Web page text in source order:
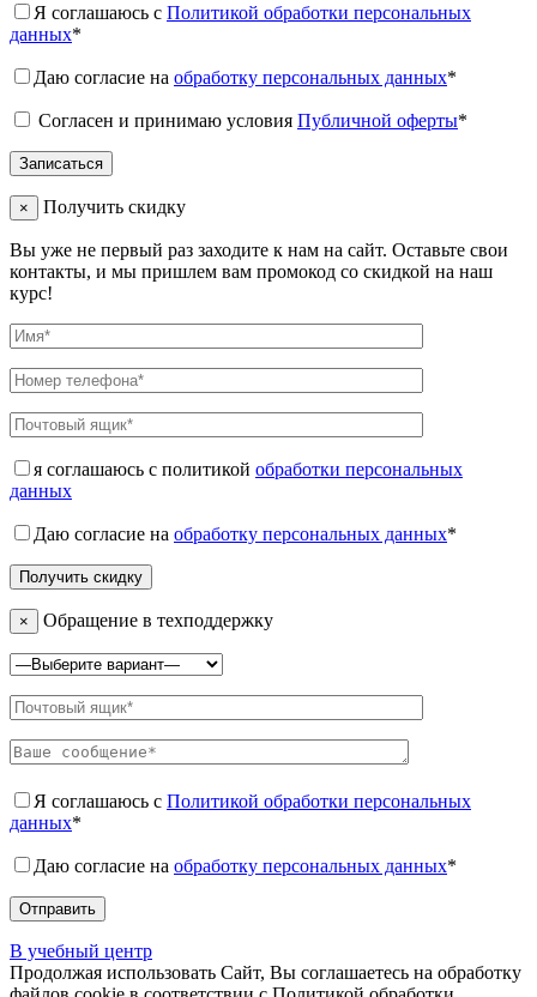
Я соглашаюсь с Политикой обработки персональных
данных*
Даю согласие на обработку персональных данных*
Согласен и принимаю условия Публичной оферты*
× Получить скидку
Вы уже не первый раз заходите к нам на сайт. Оставьте свои
контакты, и мы пришлем вам промокод со скидкой на наш
курс!
я соглашаюсь с политикой обработки персональных
данных
Даю согласие на обработку персональных данных*
× Обращение в техподдержку
Я соглашаюсь с Политикой обработки персональных
данных*
Даю согласие на обработку персональных данных*
В учебный центр
Продолжая использовать Сайт, Вы соглашаетесь на обработку